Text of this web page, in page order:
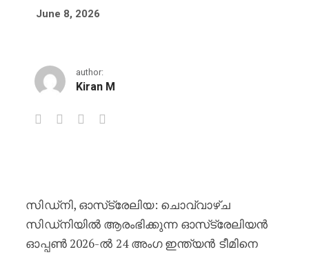
June 8, 2026
author:
Kiran M
സിഡ്‌നി, ഓസ്‌ട്രേലിയ: ചൊവ്വാഴ്ച
സിഡ്‌നിയിൽ ആരംഭിക്കുന്ന ഓസ്‌ട്രേലിയൻ
ഓപ്പണ്‍ 2026-ൽ 24 അംഗ ഇന്ത്യൻ ടീമിനെ